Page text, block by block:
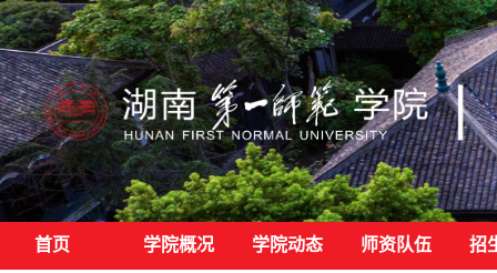
首页 学院概况 学院动态 师资队伍 招